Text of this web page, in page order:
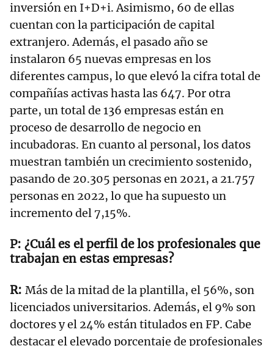
inversión en I+D+i. Asimismo, 60 de ellas
cuentan con la participación de capital
extranjero. Además, el pasado año se
instalaron 65 nuevas empresas en los
diferentes campus, lo que elevó la cifra total de
compañías activas hasta las 647. Por otra
parte, un total de 136 empresas están en
proceso de desarrollo de negocio en
incubadoras. En cuanto al personal, los datos
muestran también un crecimiento sostenido,
pasando de 20.305 personas en 2021, a 21.757
personas en 2022, lo que ha supuesto un
incremento del 7,15%.
¿Cuál es el perfil de los profesionales que
trabajan en estas empresas?
Más de la mitad de la plantilla, el 56%, son
licenciados universitarios. Además, el 9% son
doctores y el 24% están titulados en FP. Cabe
destacar el elevado porcentaje de profesionales